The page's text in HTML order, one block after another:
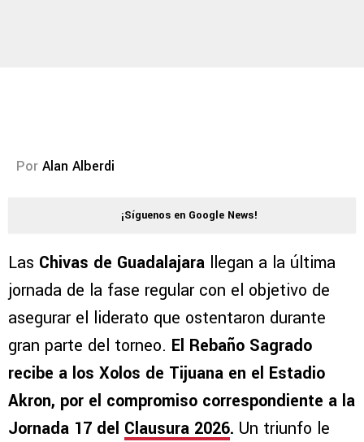
Por Alan Alberdi
¡Síguenos en Google News!
Las Chivas de Guadalajara llegan a la última
jornada de la fase regular con el objetivo de
asegurar el liderato que ostentaron durante
gran parte del torneo. El Rebaño Sagrado
recibe a los Xolos de Tijuana en el Estadio
Akron, por el compromiso correspondiente a la
Jornada 17 del Clausura 2026. Un triunfo le